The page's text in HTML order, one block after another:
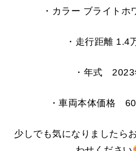
・カラー ブライトホ
・走行距離 1.4
・年式 2023
・車両本体価格
少しでも気になりましたら